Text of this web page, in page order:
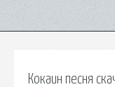
Кокаин песня